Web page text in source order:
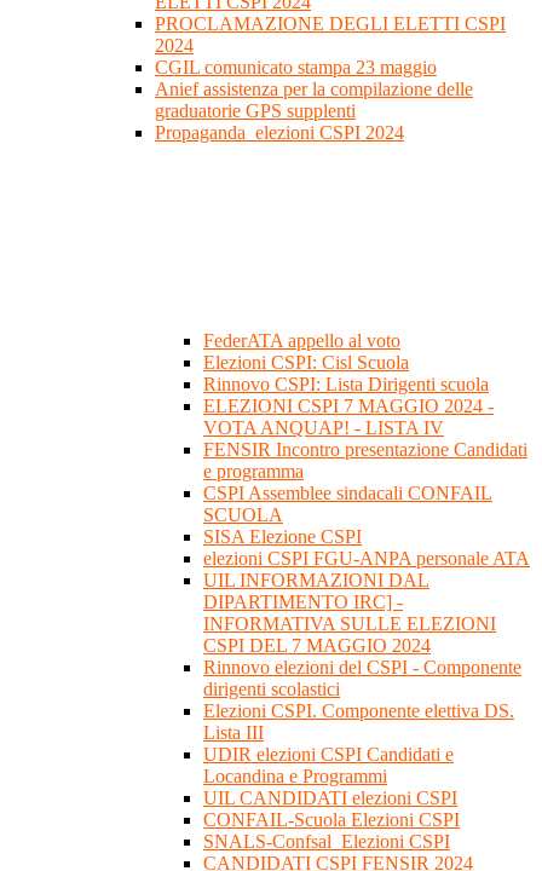
PROCLAMAZIONE DEGLI ELETTI CSPI
2024
CGIL comunicato stampa 23 maggio
Anief assistenza per la compilazione delle
graduatorie GPS supplenti
Propaganda_elezioni CSPI 2024
FederATA appello al voto
Elezioni CSPI: Cisl Scuola
Rinnovo CSPI: Lista Dirigenti scuola
ELEZIONI CSPI 7 MAGGIO 2024 -
VOTA ANQUAP! - LISTA IV
FENSIR Incontro presentazione Candidati
e programma
CSPI Assemblee sindacali CONFAIL
SCUOLA
SISA Elezione CSPI
elezioni CSPI FGU-ANPA personale ATA
UIL INFORMAZIONI DAL
DIPARTIMENTO IRC] -
INFORMATIVA SULLE ELEZIONI
CSPI DEL 7 MAGGIO 2024
Rinnovo elezioni del CSPI - Componente
dirigenti scolastici
Elezioni CSPI. Componente elettiva DS.
Lista III
UDIR elezioni CSPI Candidati e
Locandina e Programmi
UIL CANDIDATI elezioni CSPI
CONFAIL-Scuola Elezioni CSPI
SNALS-Confsal_Elezioni CSPI
CANDIDATI CSPI FENSIR 2024